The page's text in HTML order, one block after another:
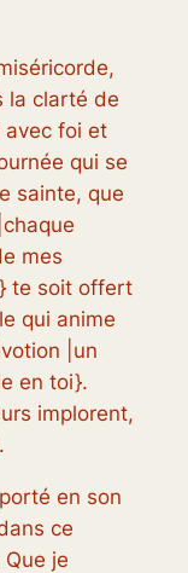
la clarté de
avec foi et
qui se
sainte, que
mes
te soit offert
qui anime
|un
en toi}.
implorent,
en son
ce
je